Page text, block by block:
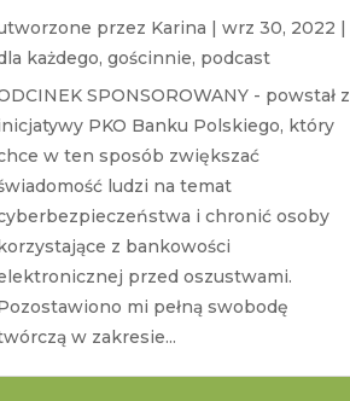
przez Karina | wrz 30, 2022 |
każdego, gościnnie, podcast
SPONSOROWANY - powstał z
PKO Banku Polskiego, który
w ten sposób zwiększać
ludzi na temat
i chronić osoby
z bankowości
przed oszustwami.
mi pełną swobodę
w zakresie...